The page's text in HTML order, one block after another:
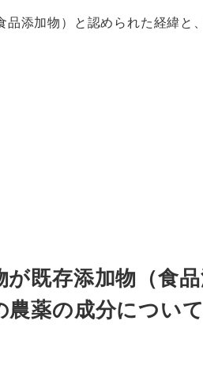
添加物）と認められた経緯と
既存添加物（食品
薬の成分について